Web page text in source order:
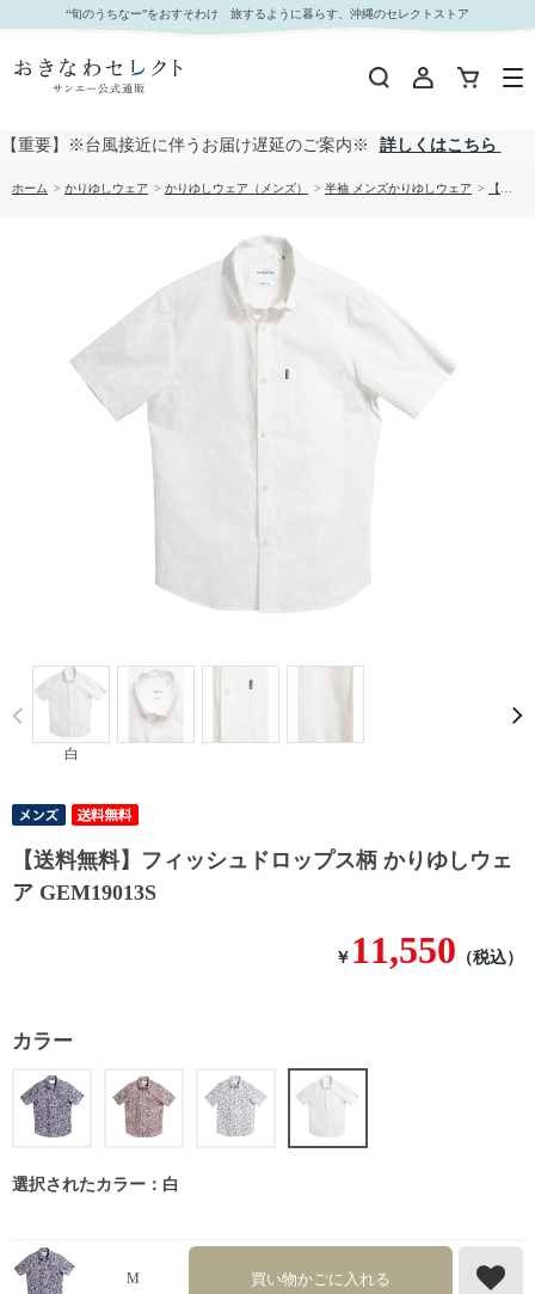
【送料無料】フィッシュドロップス柄 かりゆしウェア GEM19013S｜おきなわセレクト サンエ
ー公式通販
“旬のうちなー”をおすそわけ 旅するように暮らす、沖縄のセレクトストア
【重要】※台風接近に伴うお届け遅延のご案内※ 詳しくはこちら
ホーム > かりゆしウェア > かりゆしウェア（メンズ） > 半袖 メンズかりゆしウェア > 【送料無料】フィッシュドロップス柄 かりゆしウェア GEM19013S
白
Prev
【送料無料】フィッシュドロップス柄 かりゆしウェ
ア GEM19013S
￥ 11,550 （税込）
カラー
選択されたカラー：白
M 買い物かごに入れる